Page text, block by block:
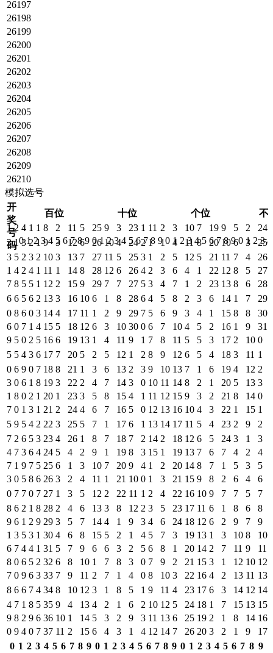
26197
26198
26199
26200
26201
26202
26203
26204
26205
26206
26207
26208
26209
26210
模拟选号
开
奖
号
码
百位 十位 个位 不
0 1 2 3 4 5 6 7 8 9 0 1 2 3 4 5 6 7 8 9 0 1 2 3 4 5 6 7 8 9 0 1 2 3 4
1 2 4 1 1 8 2 11 5 25 9 3 23 1 11 2 3 10 7 19 9 5 2 24
3 1 3 2 1 9 3 12 6 26 10 4 24 2 1 1 4 11 8 20 10 6 3 25
3 5 2 3 2 10 3 13 7 27 11 5 25 3 1 2 5 12 5 21 11 7 4 26
1 4 2 4 1 11 1 14 8 28 12 6 26 4 2 3 6 4 1 22 12 8 5 27
7 8 5 5 1 12 2 15 9 29 7 7 27 5 3 4 7 1 2 23 13 8 6 28
6 6 5 6 2 13 3 16 10 6 1 8 28 6 4 5 8 2 3 6 14 1 7 29
0 8 6 0 3 14 4 17 11 1 2 9 29 7 5 6 9 3 4 1 15 8 8 30
6 0 7 1 4 15 5 18 12 6 3 10 30 0 6 7 10 4 5 2 16 1 9 31
9 5 0 2 5 16 6 19 13 1 4 11 9 1 7 8 11 5 5 3 17 2 10 0
5 5 4 3 6 17 7 20 5 2 5 12 1 2 8 9 12 6 5 4 18 3 11 1
0 6 9 0 7 18 8 21 1 3 6 13 2 3 9 10 13 7 1 6 19 4 12 2
3 0 6 1 8 19 3 22 2 4 7 14 3 0 10 11 14 8 2 1 20 5 13 3
1 8 0 2 1 20 1 23 3 5 8 15 4 1 11 12 15 9 3 2 21 8 14 0
7 0 1 3 1 21 2 24 4 6 7 16 5 0 12 13 16 10 4 3 22 1 15 1
5 9 5 4 2 22 3 25 5 7 1 17 6 1 13 14 17 11 5 4 23 2 9 2
7 2 6 5 3 23 4 26 1 8 7 18 7 2 14 2 18 12 6 5 24 3 1 3
4 7 3 6 4 24 5 4 2 9 1 19 8 3 15 1 19 13 7 6 7 4 2 4
7 1 9 7 5 25 6 1 3 10 7 20 9 4 1 2 20 14 8 7 1 5 3 5
3 0 5 8 6 26 3 2 4 11 1 21 10 0 1 3 21 15 9 8 2 6 4 6
0 7 7 0 7 27 1 3 5 12 2 22 11 1 2 4 22 16 10 9 7 7 5 7
8 6 2 1 8 28 2 4 6 13 3 8 12 2 3 5 23 17 11 6 1 8 6 8
9 6 1 2 9 29 3 5 7 14 4 1 9 3 4 6 24 18 12 6 2 9 7 9
1 3 5 3 1 30 4 6 8 15 5 2 1 4 5 7 3 19 13 1 3 10 8 10
6 7 4 4 1 31 5 7 9 6 6 3 2 5 6 8 1 20 14 2 7 11 9 11
8 0 6 5 2 32 6 8 10 1 7 8 3 0 7 9 2 21 15 3 1 12 10 12
7 0 9 6 3 33 7 9 11 2 7 1 4 0 8 10 3 22 16 4 2 13 11 13
8 6 6 7 4 34 8 10 12 3 1 8 5 1 9 11 4 23 17 6 3 14 12 14
4 7 1 8 5 35 9 4 13 4 2 1 6 2 10 12 5 24 18 1 7 15 13 15
9 8 2 9 6 36 10 1 14 5 3 2 9 3 11 13 6 25 19 2 1 8 14 16
0 9 4 0 7 37 11 2 15 6 4 3 1 4 12 14 7 26 20 3 2 1 9 17
0 1 2 3 4 5 6 7 8 9 0 1 2 3 4 5 6 7 8 9 0 1 2 3 4 5 6 7 8 9